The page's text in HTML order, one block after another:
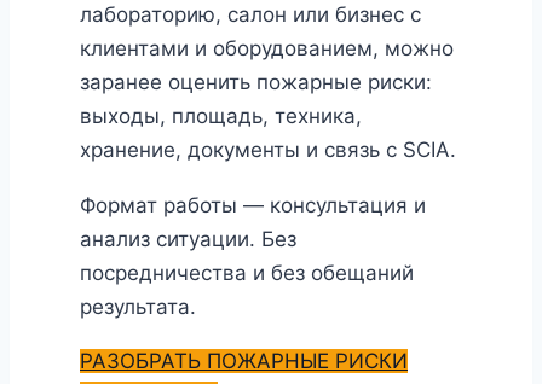
лабораторию, салон или бизнес с
клиентами и оборудованием, можно
заранее оценить пожарные риски:
выходы, площадь, техника,
хранение, документы и связь с SCIA.
Формат работы — консультация и
анализ ситуации. Без
посредничества и без обещаний
результата.
РАЗОБРАТЬ ПОЖАРНЫЕ РИСКИ